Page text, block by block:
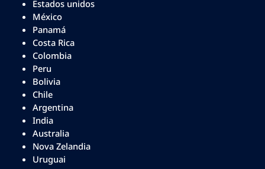
Estados unidos
México
Panamá
Costa Rica
Colombia
Peru
Bolivia
Chile
Argentina
India
Australia
Nova Zelandia
Uruguai